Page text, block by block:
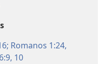
Romanos 1:24,
10